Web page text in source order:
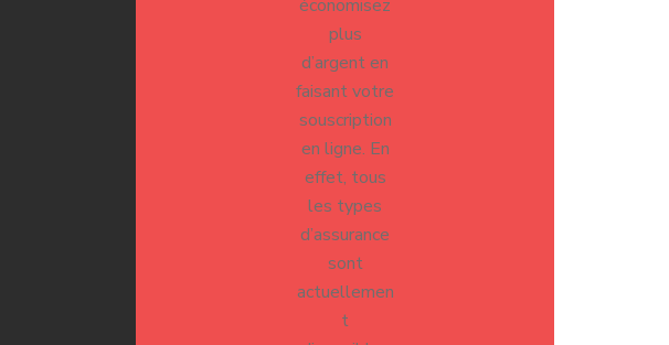
économisez
plus
d’argent en
faisant votre
souscription
en ligne. En
effet, tous
les types
d’assurance
sont
actuellemen
t